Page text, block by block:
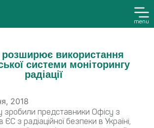
menu
розширює використання
системи моніторингу
радіації
2018
зробили представники Офісу з
ЄС з радіаційної безпеки в Україні,